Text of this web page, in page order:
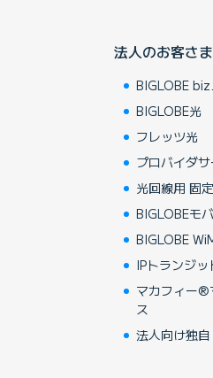
法人のお客さま
BIGLOBE biz.
BIGLOBE光
フレッツ光
プロバイダ
光回線用 固
BIGLOBEモ
BIGLOBE
IPトランジッ
マカフィー®
ス
法人向け独